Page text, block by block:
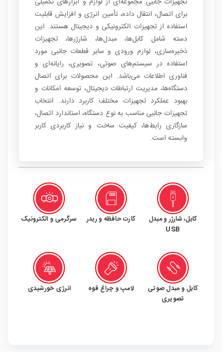
برای اتصال، انتقال داده، تأمین انرژی و افزایش قابلیت
استفاده از تجهیزات الکترونیکی و دیجیتال هستند. این
دسته شامل کابل‌ها، مبدل‌ها، شارژرها، تجهیزات
ذخیره‌سازی، لوازم ورودی و سایر قطعات جانبی مورد
استفاده در سیستم‌های صوتی، تصویری، رایانه‌ای و
فناوری اطلاعات می‌باشد. این محصولات برای اتصال
دستگاه‌ها، مدیریت ارتباطات دیجیتال، توسعه امکانات و
بهبود عملکرد تجهیزات مختلف کاربرد دارند. انتخاب
تجهیزات جانبی مناسب به نوع دستگاه، استاندارد اتصال،
سازگاری رابط‌ها، کیفیت ساخت و نیاز کاربردی کاربر
وابسته است.
کابل، شارژر و مبدل
USB
کابل و مبدل صوتی
تصویری
کارت حافظه و ریدر
لامپ و چراغ قوه
سرگرمی و الکترونیک
انرژی خورشیدی